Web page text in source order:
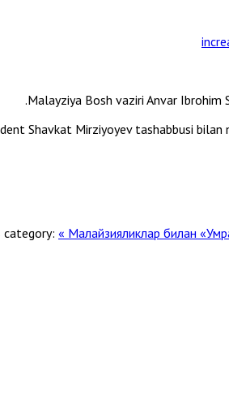
Malayziya Bosh vaziri Anvar Ibrohim
Shavkat Mirziyoyev tashabbusi
category: « Малайзияликлар билан